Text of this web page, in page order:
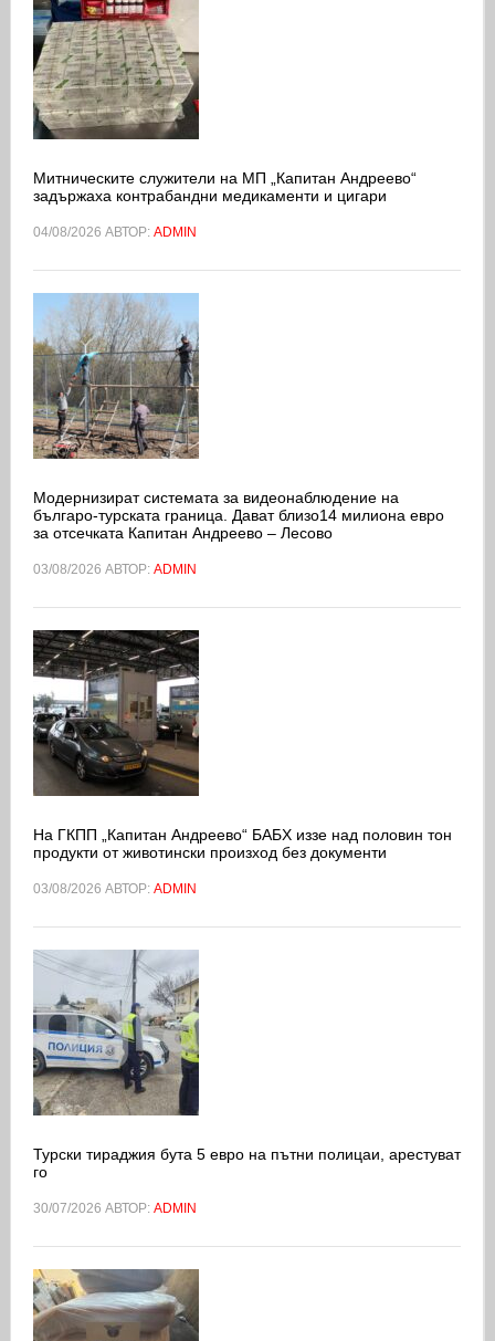
Митническите служители на МП „Капитан Андреево“
задържаха контрабандни медикаменти и цигари
04/08/2026 АВТОР: ADMIN
Модернизират системата за видеонаблюдение на
българо-турската граница. Дават близо14 милиона евро
за отсечката Капитан Андреево – Лесово
03/08/2026 АВТОР: ADMIN
На ГКПП „Капитан Андреево“ БАБХ иззе над половин тон
продукти от животински произход без документи
03/08/2026 АВТОР: ADMIN
Турски тираджия бута 5 евро на пътни полицаи, арестуват
го
30/07/2026 АВТОР: ADMIN